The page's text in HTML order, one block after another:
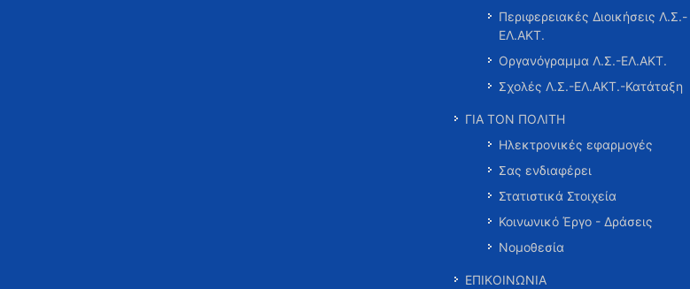
Περιφερειακές Διοικήσεις Λ.Σ.-
ΕΛ.ΑΚΤ.
Οργανόγραμμα Λ.Σ.-ΕΛ.ΑΚΤ.
Σχολές Λ.Σ.-ΕΛ.ΑΚΤ.-Κατάταξη
ΓΙΑ ΤΟΝ ΠΟΛΙΤΗ
Ηλεκτρονικές εφαρμογές
Σας ενδιαφέρει
Στατιστικά Στοιχεία
Κοινωνικό Έργο - Δράσεις
Νομοθεσία
ΕΠΙΚΟΙΝΩΝΙΑ